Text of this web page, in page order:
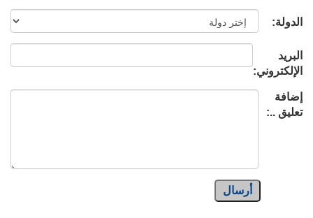
الدولة:
البريد
الإلكتروني:
إضافة
تعليق ..:
أرسال